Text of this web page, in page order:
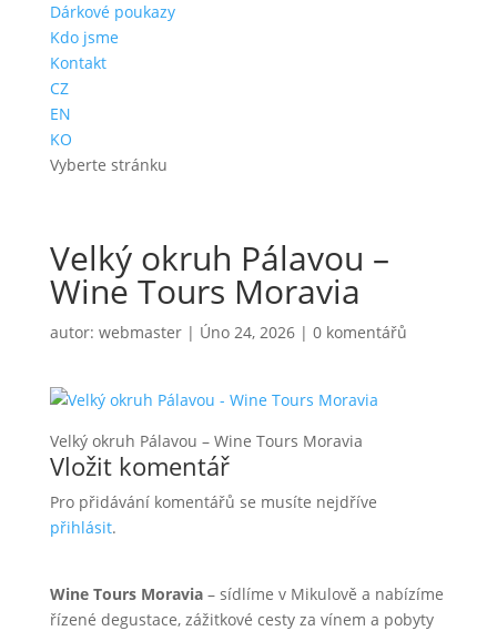
Dárkové poukazy
Kdo jsme
Kontakt
CZ
EN
KO
Vyberte stránku
Velký okruh Pálavou –
Wine Tours Moravia
autor: webmaster| Úno 24, 2026| 0 komentářů
Velký okruh Pálavou – Wine Tours Moravia
Vložit komentář
Pro přidávání komentářů se musíte nejdříve
přihlásit.
Wine Tours Moravia– sídlíme v Mikulově a nabízíme
řízené degustace, zážitkové cesty za vínem a pobyty